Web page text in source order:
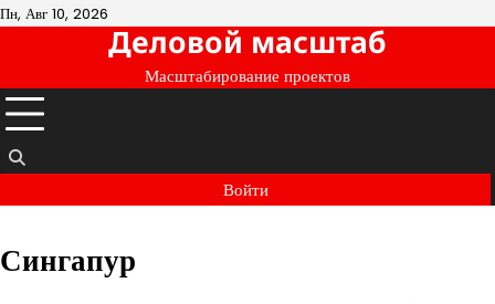
Перейти
Пн, Авг 10, 2026
Деловой масштаб
Масштабирование проектов
Войти
Сингапур